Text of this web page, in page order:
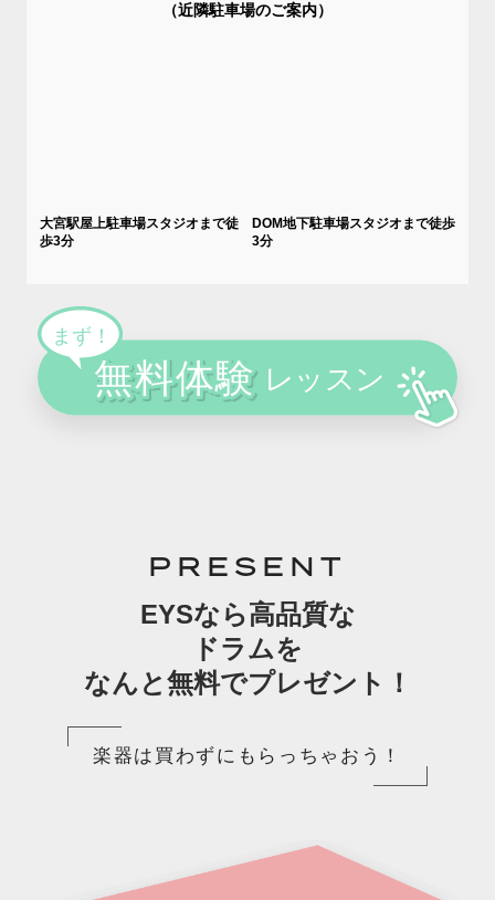
（近隣駐車場のご案内）
大宮駅屋上駐車場スタジオまで徒
歩3分
DOM地下駐車場スタジオまで徒歩
3分
PRESENT
EYSなら高品質な
ドラムを
なんと無料でプレゼント！
楽器は買わずにもらっちゃおう！